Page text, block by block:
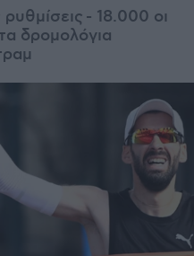
- 18.000 οι
δρομολόγια